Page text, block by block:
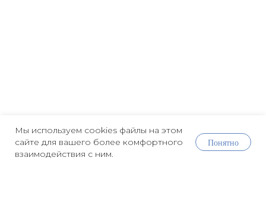
Мы используем cookies файлы на этом
сайте для вашего более комфортного
взаимодействия с ним.
Понятно